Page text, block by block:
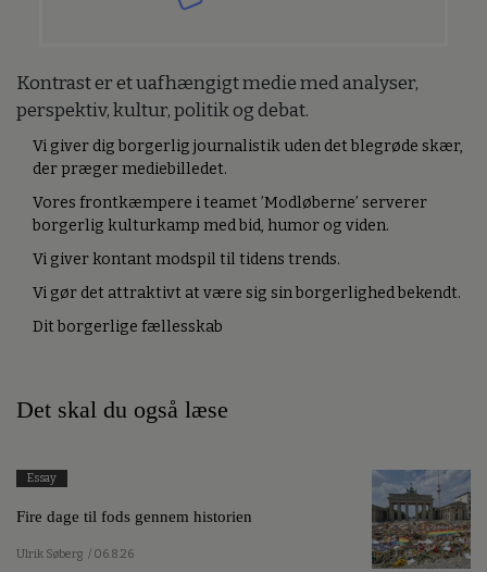
Kontrast er et uafhængigt medie med analyser,
perspektiv, kultur, politik og debat.
Vi giver dig borgerlig journalistik uden det blegrøde skær,
der præger mediebilledet.
Vores frontkæmpere i teamet ’Modløberne’ serverer
borgerlig kulturkamp med bid, humor og viden.
Vi giver kontant modspil til tidens trends.
Vi gør det attraktivt at være sig sin borgerlighed bekendt.
Dit borgerlige fællesskab
Det skal du også læse
Essay
Fire dage til fods gennem historien
Ulrik Søberg / 06.8.26